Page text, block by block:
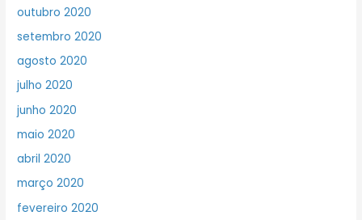
outubro 2020
setembro 2020
agosto 2020
julho 2020
junho 2020
maio 2020
abril 2020
março 2020
fevereiro 2020